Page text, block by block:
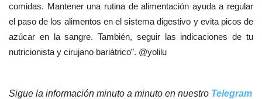
comidas. Mantener una rutina de alimentación ayuda a regular
el paso de los alimentos en el sistema digestivo y evita picos de
azúcar en la sangre. También, seguir las indicaciones de tu
nutricionista y cirujano bariátrico”. @yolilu
Sigue la información minuto a minuto en nuestro Telegram